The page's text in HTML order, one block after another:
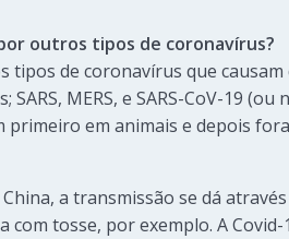
outros tipos de coronavírus?
tipos de coronavírus que
MERS, e SARS-CoV-19 (ou
primeiro em animais e depois
a transmissão se dá
tosse, por exemplo. A Covid-